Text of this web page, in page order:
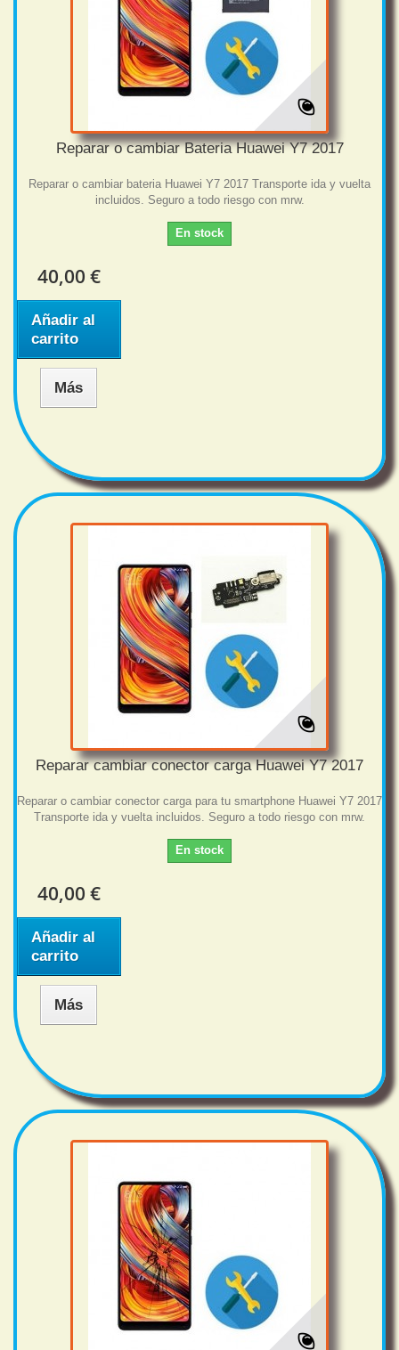
Reparar o cambiar Bateria Huawei Y7 2017
Reparar o cambiar bateria Huawei Y7 2017 Transporte ida y vuelta
incluidos. Seguro a todo riesgo con mrw.
En stock
40,00 €
Añadir al
carrito
Más
Reparar cambiar conector carga Huawei Y7 2017
Reparar o cambiar conector carga para tu smartphone Huawei Y7 2017
Transporte ida y vuelta incluidos. Seguro a todo riesgo con mrw.
En stock
40,00 €
Añadir al
carrito
Más